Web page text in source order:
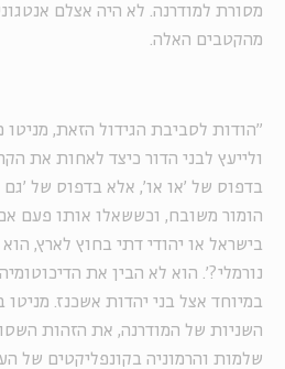
מסורת למודרנה. לא היה אצלם
מהקטבים האלה.
"הודות לסביבת הגידול הזאת, מניטו
ולייעץ לבני הדור כיצד לאחות את
בדפוס של 'או או', אלא בדפוס של 'גם
הומור משובח, וכששאלו אותו פעם אם
בישראל או יהודי דתי בחוץ לארץ,
נורמלי?'. הוא לא הבין את
במיוחד אצל בני יהדות אשכנז. מניטו
השניות של המודרנה, את הזהות
שלמות והרמוניה בקונפליקטים של